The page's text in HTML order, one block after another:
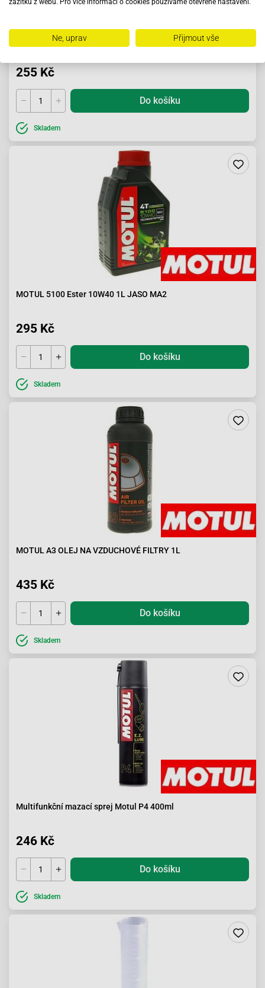
Měděná pasta Presto 100g
255 Kč
Do košíku
Skladem
MOTUL 5100 Ester 10W40 1L JASO MA2
295 Kč
Do košíku
Skladem
MOTUL A3 OLEJ NA VZDUCHOVÉ FILTRY 1L
435 Kč
Do košíku
Skladem
Multifunkční mazací sprej Motul P4 400ml
246 Kč
Do košíku
Skladem
zážitku z webu. Pro více informací o cookies používáme otevřené nastavení.
Ne, uprav Přijmout vše